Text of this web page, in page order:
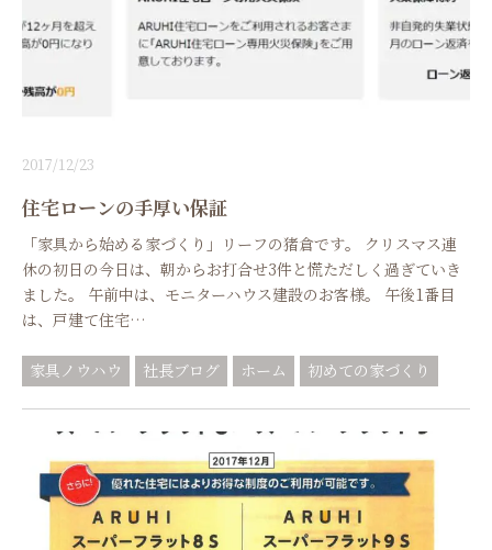
2017/12/23
住宅ローンの手厚い保証
「家具から始める家づくり」リーフの猪倉です。 クリスマス連
休の初日の今日は、朝からお打合せ3件と慌ただしく過ぎていき
ました。 午前中は、モニターハウス建設のお客様。 午後1番目
は、戸建て住宅…
家具ノウハウ 社長ブログ ホーム 初めての家づくり